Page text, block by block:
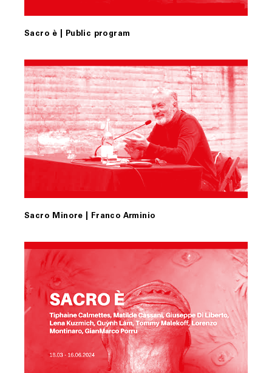
Sacro è | Public program
Sacro Minore | Franco Arminio